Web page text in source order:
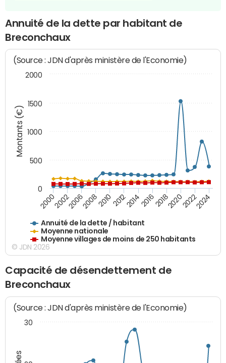
Annuité de la dette par habitant de
Breconchaux
Montants (€)
(Source : JDN d'après ministère de l'Economie)
Annuité de la dette / habitant
Moyenne nationale
Moyenne villages de moins de 250 habitants
200020022006200820102012201420162018202020222024
0
500
1000
1500
2000
© JDN 2026
Capacité de désendettement de
Breconchaux
(Source : JDN d'après ministère de l'Economie)
30